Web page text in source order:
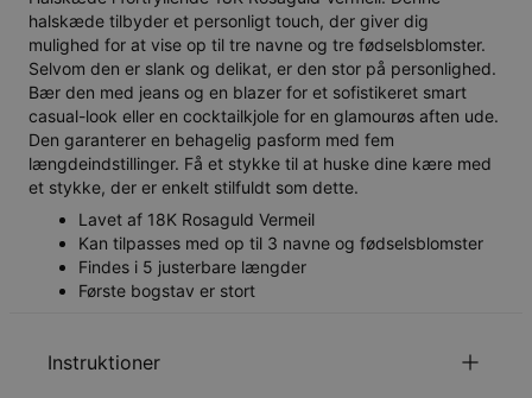
halskæde tilbyder et personligt touch, der giver dig
mulighed for at vise op til tre navne og tre fødselsblomster.
Selvom den er slank og delikat, er den stor på personlighed.
Bær den med jeans og en blazer for et sofistikeret smart
casual-look eller en cocktailkjole for en glamourøs aften ude.
Den garanterer en behagelig pasform med fem
længdeindstillinger. Få et stykke til at huske dine kære med
et stykke, der er enkelt stilfuldt som dette.
Lavet af 18K Rosaguld Vermeil
Kan tilpasses med op til 3 navne og fødselsblomster
Findes i 5 justerbare længder
Første bogstav er stort
Instruktioner